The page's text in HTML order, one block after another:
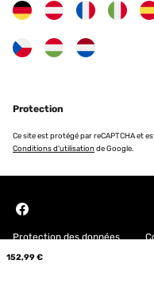
152,99 €
Protection
Ce site est protégé par reCAPTCHA et
Conditions d'utilisationde Google.
Protection des données
Copyright © 2026 Blumfeldt.